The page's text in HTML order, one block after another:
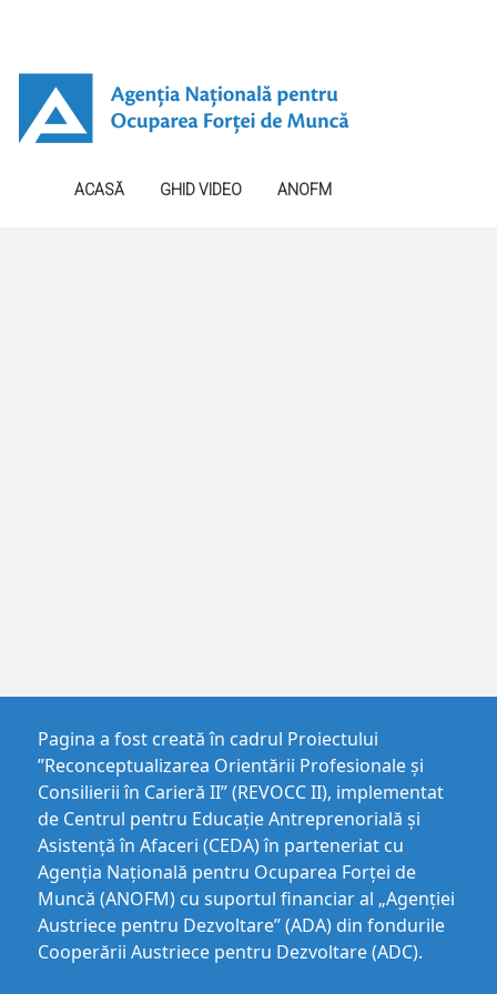
ACASĂ GHID VIDEO ANOFM
Pagina a fost creată în cadrul Proiectului
”Reconceptualizarea Orientării Profesionale și
Consilierii în Carieră II” (REVOCC II), implementat
de Centrul pentru Educaţie Antreprenorială şi
Asistenţă în Afaceri (CEDA) în parteneriat cu
Agenția Națională pentru Ocuparea Forței de
Muncă (ANOFM) cu suportul financiar al „Agenției
Austriece pentru Dezvoltare” (ADA) din fondurile
Cooperării Austriece pentru Dezvoltare (ADC).